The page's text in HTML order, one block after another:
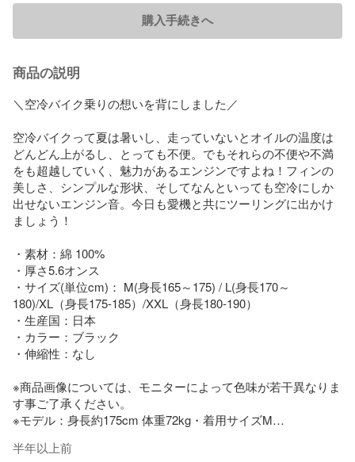
購入手続きへ
商品の説明
＼空冷バイク乗りの想いを背にしました／
空冷バイクって夏は暑いし、走っていないとオイルの温度は
どんどん上がるし、とっても不便。でもそれらの不便や不満
をも超越していく、魅力があるエンジンですよね！フィンの
美しさ、シンプルな形状、そしてなんといっても空冷にしか
出せないエンジン音。今日も愛機と共にツーリングに出かけ
ましょう！
・素材：綿 100%
・厚さ5.6オンス
・サイズ(単位cm)： M(身長165～175) / L(身長170～
180)/XL（身長175-185）/XXL（身長180-190）
・生産国：日本
・カラー：ブラック
・伸縮性：なし
※商品画像については、モニターによって色味が若干異なりま
す事ご了承ください。
※モデル：身長約175cm 体重72kg・着用サイズM
場合がございますので、予めご了承ください。）
半年以上前